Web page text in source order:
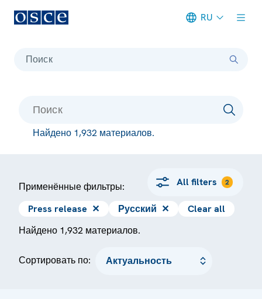
RU
Поиск
Найдено 1,932 материалов.
Применённые фильтры: All filters 2
Press release ✕ Русский ✕
Clear all
Найдено 1,932 материалов.
Сортировать по: